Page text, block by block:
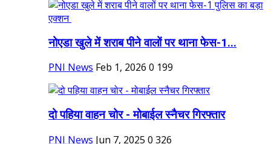
नोएडा खुले में शराब पीने वालों पर थाना फेस-1...
PNI News Feb 1, 2026 0 199
दो पहिया वाहन चोर - मोबाईल स्नैचर गिरफ्तार
PNI News Jun 7, 2025 0 326